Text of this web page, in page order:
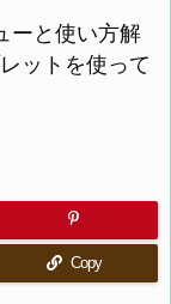
検索
ーと使い方解
ットを使って
Copy